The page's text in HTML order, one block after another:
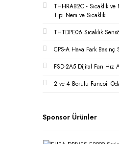
THHRAB2C - Sıcaklık
Tipi Nem ve Sıcaklık
THTDPE06 Sıcaklık
CPS-A Hava Fark
FSD-2A5 Dijital Fan Hız
2 ve 4 Borulu Fancoil
Sponsor Ürünler